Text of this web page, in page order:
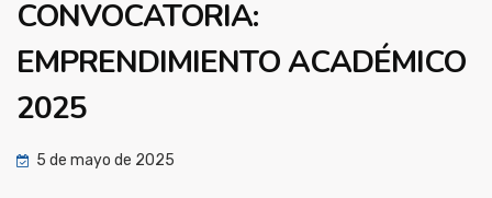
CONVOCATORIA:
EMPRENDIMIENTO ACADÉMICO
2025
5 de mayo de 2025